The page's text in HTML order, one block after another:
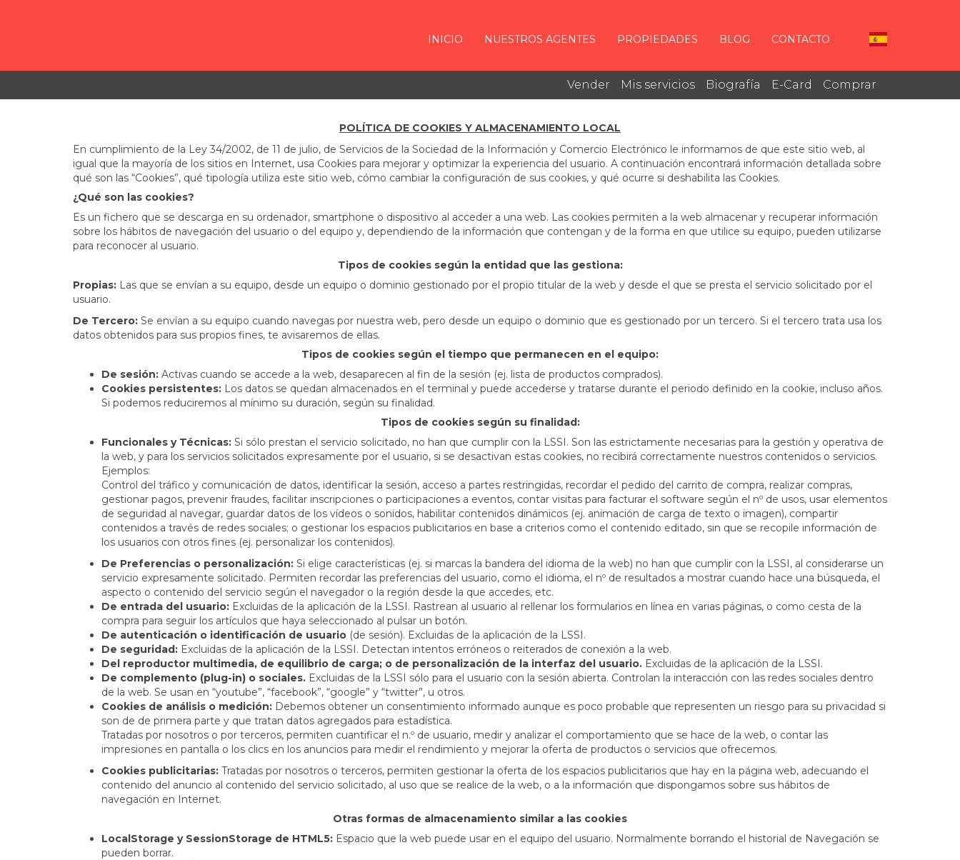
INICIO NUESTROS AGENTES PROPIEDADES BLOG CONTACTO
Vender Mis servicios Biografía E-Card Comprar
POLÍTICA DE COOKIES Y ALMACENAMIENTO LOCAL
En cumplimiento de la Ley 34/2002, de 11 de julio, de Servicios de la Sociedad de la Información y Comercio Electrónico le informamos de que este sitio web, al
igual que la mayoría de los sitios en Internet, usa Cookies para mejorar y optimizar la experiencia del usuario. A continuación encontrará información detallada sobre
qué son las “Cookies”, qué tipología utiliza este sitio web, cómo cambiar la configuración de sus cookies, y qué ocurre si deshabilita las Cookies.
¿Qué son las cookies?
Es un fichero que se descarga en su ordenador, smartphone o dispositivo al acceder a una web. Las cookies permiten a la web almacenar y recuperar información
sobre los hábitos de navegación del usuario o del equipo y, dependiendo de la información que contengan y de la forma en que utilice su equipo, pueden utilizarse
para reconocer al usuario.
Tipos de cookies según la entidad que las gestiona:
Propias: Las que se envían a su equipo, desde un equipo o dominio gestionado por el propio titular de la web y desde el que se presta el servicio solicitado por el
usuario.
De Tercero: Se envían a su equipo cuando navegas por nuestra web, pero desde un equipo o dominio que es gestionado por un tercero. Si el tercero trata usa los
datos obtenidos para sus propios fines, te avisaremos de ellas.
Tipos de cookies según el tiempo que permanecen en el equipo:
De sesión: Activas cuando se accede a la web, desaparecen al fin de la sesión (ej. lista de productos comprados).
Cookies persistentes: Los datos se quedan almacenados en el terminal y puede accederse y tratarse durante el periodo definido en la cookie, incluso años.
Si podemos reduciremos al mínimo su duración, según su finalidad.
Tipos de cookies según su finalidad:
Funcionales y Técnicas: Si sólo prestan el servicio solicitado, no han que cumplir con la LSSI. Son las estrictamente necesarias para la gestión y operativa de
la web, y para los servicios solicitados expresamente por el usuario, si se desactivan estas cookies, no recibirá correctamente nuestros contenidos o servicios.
Ejemplos:
Control del tráfico y comunicación de datos, identificar la sesión, acceso a partes restringidas, recordar el pedido del carrito de compra, realizar compras,
gestionar pagos, prevenir fraudes, facilitar inscripciones o participaciones a eventos, contar visitas para facturar el software según el nº de usos, usar elementos
de seguridad al navegar, guardar datos de los vídeos o sonidos, habilitar contenidos dinámicos (ej. animación de carga de texto o imagen), compartir
contenidos a través de redes sociales; o gestionar los espacios publicitarios en base a criterios como el contenido editado, sin que se recopile información de
los usuarios con otros fines (ej. personalizar los contenidos).
De Preferencias o personalización: Si elige características (ej. si marcas la bandera del idioma de la web) no han que cumplir con la LSSI, al considerarse un
servicio expresamente solicitado. Permiten recordar las preferencias del usuario, como el idioma, el nº de resultados a mostrar cuando hace una búsqueda, el
aspecto o contenido del servicio según el navegador o la región desde la que accedes, etc.
De entrada del usuario: Excluidas de la aplicación de la LSSI. Rastrean al usuario al rellenar los formularios en línea en varias páginas, o como cesta de la
compra para seguir los artículos que haya seleccionado al pulsar un botón.
De autenticación o identificación de usuario (de sesión). Excluidas de la aplicación de la LSSI.
De seguridad: Excluidas de la aplicación de la LSSI. Detectan intentos erróneos o reiterados de conexión a la web.
Del reproductor multimedia, de equilibrio de carga; o de personalización de la interfaz del usuario. Excluidas de la aplicación de la LSSI.
De complemento (plug-in) o sociales. Excluidas de la LSSI sólo para el usuario con la sesión abierta. Controlan la interacción con las redes sociales dentro
de la web. Se usan en “youtube”, “facebook”, “google” y “twitter”, u otros.
Cookies de análisis o medición: Debemos obtener un consentimiento informado aunque es poco probable que representen un riesgo para su privacidad si
son de de primera parte y que tratan datos agregados para estadística.
Tratadas por nosotros o por terceros, permiten cuantificar el n.º de usuario, medir y analizar el comportamiento que se hace de la web, o contar las
impresiones en pantalla o los clics en los anuncios para medir el rendimiento y mejorar la oferta de productos o servicios que ofrecemos.
Cookies publicitarias: Tratadas por nosotros o terceros, permiten gestionar la oferta de los espacios publicitarios que hay en la página web, adecuando el
contenido del anuncio al contenido del servicio solicitado, al uso que se realice de la web, o a la información que dispongamos sobre sus hábitos de
navegación en Internet.
Otras formas de almacenamiento similar a las cookies
LocalStorage y SessionStorage de HTML5: Espacio que la web puede usar en el equipo del usuario. Normalmente borrando el historial de Navegación se
pueden borrar.